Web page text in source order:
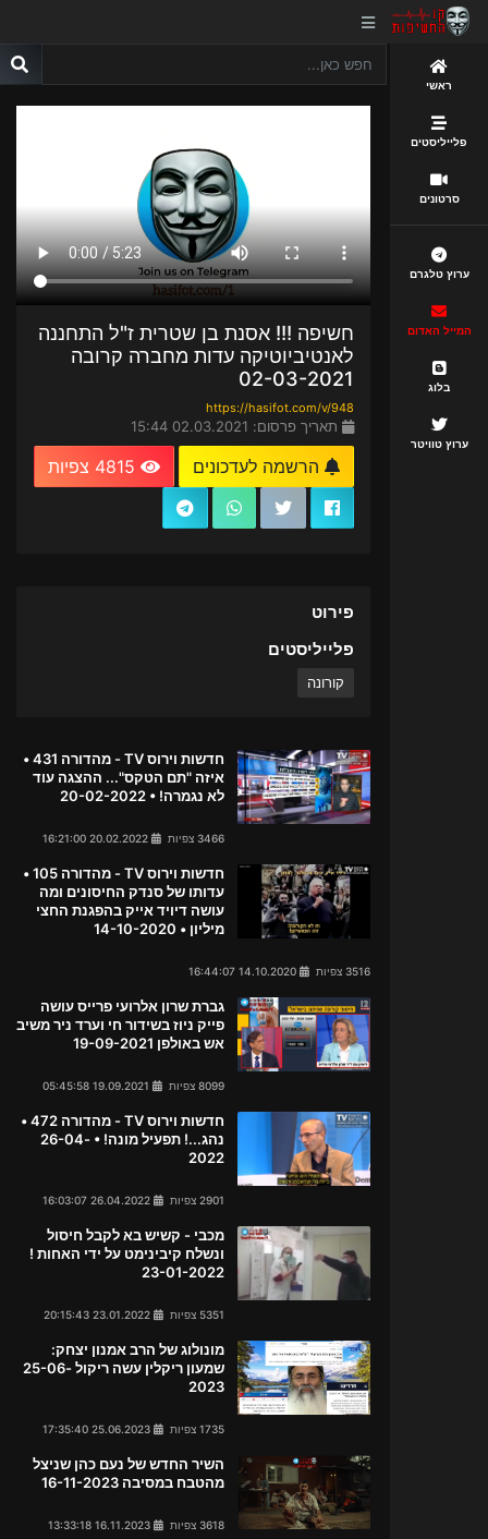
ראשי
פלייליסטים
סרטונים
ערוץ טלגרם
המייל האדום
בלוג
ערוץ טוויטר
חשיפה !!! אסנת בן שטרית ז"ל התחננה
לאנטיביוטיקה עדות מחברה קרובה
02-03-2021
https://hasifot.com/v/948
תאריך פרסום: 02.03.2021 15:44
הרשמה לעדכונים
פירוט
פלייליסטים
קורונה
חדשות וירוס TV - מהדורה 431 •
איזה "תם הטקס"... ההצגה עוד
לא נגמרה! • 20-02-2022
3466 צפיות
חדשות וירוס TV - מהדורה 105 •
עדותו של סנדק החיסונים ומה
עושה דיויד אייק בהפגנת החצי
מיליון • 14-10-2020
3516 צפיות
גברת שרון אלרועי פרייס עושה
פייק ניוז בשידור חי וערד ניר משיב
אש באולפן 19-09-2021
8099 צפיות
חדשות וירוס TV - מהדורה 472 •
נהג...! תפעיל מונה! • 26-04-
2022
2901 צפיות
מכבי - קשיש בא לקבל חיסול
ונשלח קיבינימט על ידי האחות !
23-01-2022
5351 צפיות
מונולוג של הרב אמנון יצחק:
שמעון ריקלין עשה ריקול 25-06-
2023
1735 צפיות
השיר החדש של נעם כהן שניצל
מהטבח במסיבה 16-11-2023
3618 צפיות